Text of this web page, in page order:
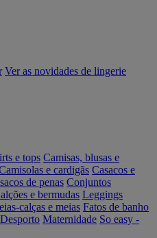
Ver as novidades de lingerie
e tops Camisas, blusas e
e cardigãs Casacos e
de penas Conjuntos
e bermudas Leggings
calças e meias Fatos de banho
Desporto Maternidade So easy -